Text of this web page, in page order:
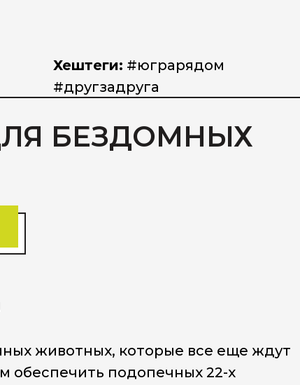
БЕЗДОМНЫХ
Хештеги: #юграрядом
#другзадруга
животных, которые все еще ждут
обеспечить подопечных 22-х